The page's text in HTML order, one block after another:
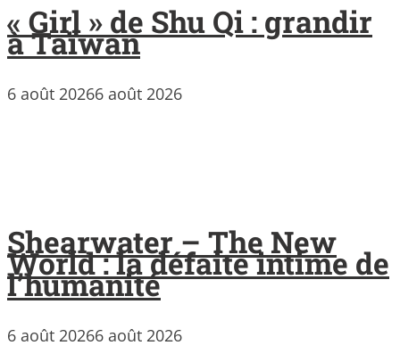
« Girl » de Shu Qi : grandir
à Taïwan
6 août 20266 août 2026
Shearwater – The New
World : la défaite intime de
l’humanité
6 août 20266 août 2026